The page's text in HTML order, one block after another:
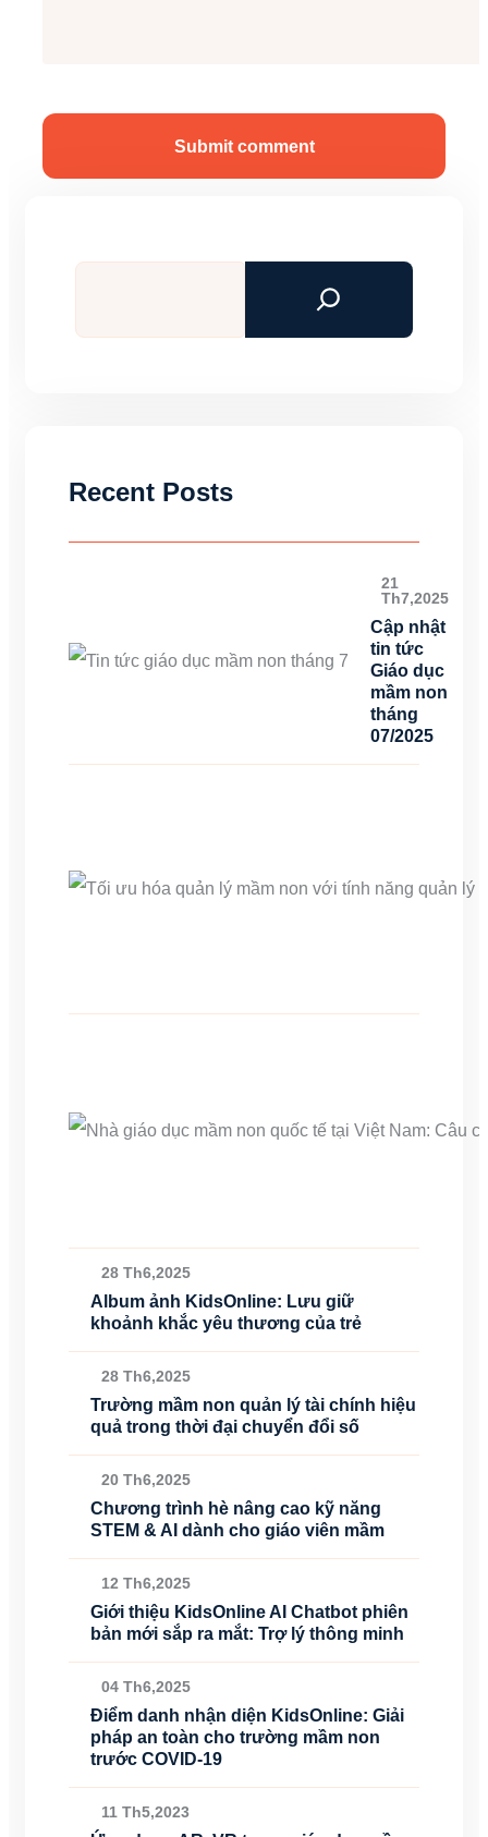
Submit comment
Tìm
Recent Posts
21
Th7,2025
Cập nhật
tin tức
Giáo dục
mầm non
tháng
07/2025
28 Th6,2025
Album ảnh KidsOnline: Lưu giữ
khoảnh khắc yêu thương của trẻ
28 Th6,2025
Trường mầm non quản lý tài chính hiệu
quả trong thời đại chuyển đổi số
20 Th6,2025
Chương trình hè nâng cao kỹ năng
STEM & AI dành cho giáo viên mầm
12 Th6,2025
Giới thiệu KidsOnline AI Chatbot phiên
bản mới sắp ra mắt: Trợ lý thông minh
04 Th6,2025
Điểm danh nhận diện KidsOnline: Giải
pháp an toàn cho trường mầm non
trước COVID-19
11 Th5,2023